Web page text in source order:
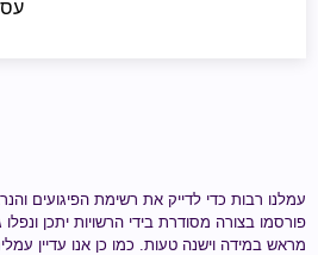
עמלנו רבות כדי לדייק את רשימת הפיגועים
פורסמו בצורה מסודרת בידי הרשויות יתכן ונפלו
מראש במידה וישנה טעות. כמו כן אנו עדיין